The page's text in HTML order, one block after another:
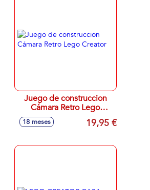
Juego de construccion
Cámara Retro Lego
Creator
18 meses 19,95 €